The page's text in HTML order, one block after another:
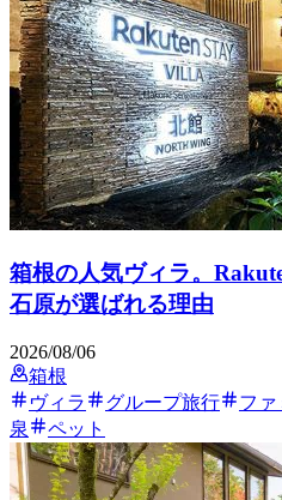
箱根の人気ヴィラ。
石原が選ばれる理由
2026/08/06
箱根
ヴィラ
グループ旅行 ファ
泉
ペット